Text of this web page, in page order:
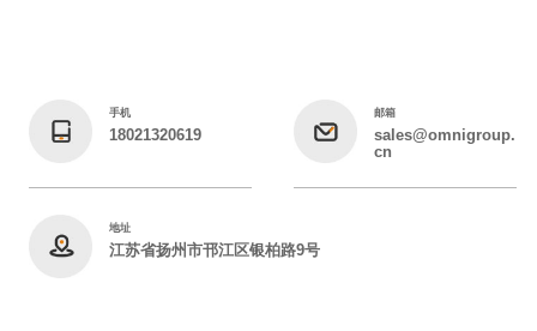
手机
18021320619
邮箱
sales@omnigroup.
cn
地址
江苏省扬州市邗江区银柏路9号